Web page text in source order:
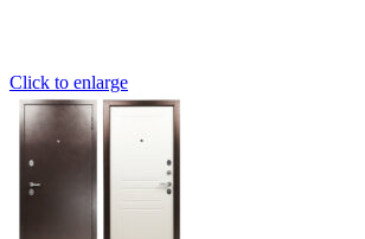
Click to enlarge